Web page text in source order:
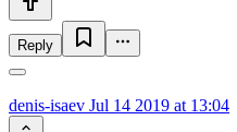
Reply
denis-isaev Jul 14 2019 at 13:04